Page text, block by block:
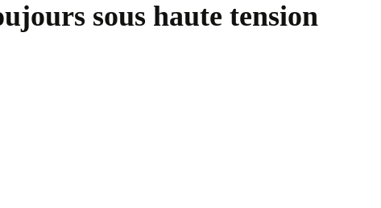
sous haute tension